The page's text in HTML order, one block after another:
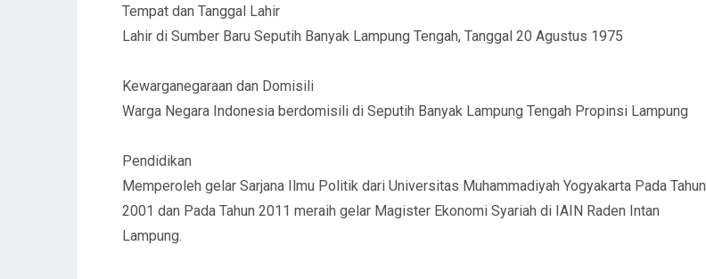
Tempat dan Tanggal Lahir
Lahir di Sumber Baru Seputih Banyak Lampung Tengah, Tanggal 20 Agustus 1975
Kewarganegaraan dan Domisili
Warga Negara Indonesia berdomisili di Seputih Banyak Lampung Tengah Propinsi Lampung
Pendidikan
Memperoleh gelar Sarjana Ilmu Politik dari Universitas Muhammadiyah Yogyakarta Pada Tahun
2001 dan Pada Tahun 2011 meraih gelar Magister Ekonomi Syariah di IAIN Raden Intan
Lampung.